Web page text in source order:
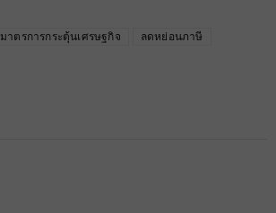
มาตรการกระตุ้นเศรษฐกิจ
ลดหย่อนภาษี